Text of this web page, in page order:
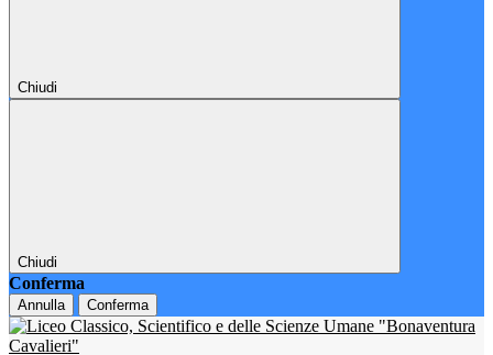
Chiudi
Chiudi
Conferma
Annulla Conferma